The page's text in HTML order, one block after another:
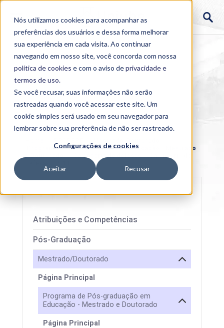
Nós utilizamos cookies para acompanhar as
preferências dos usuários e dessa forma melhorar
sua experiência em cada visita. Ao continuar
navegando em nosso site, você concorda com nossa
política de cookies e com o aviso deprivacidade e
termos de uso.
Se você recusar, suas informações não serão
rastreadas quando você acessar este site. Um
cookie simples será usado em seu navegador para
lembrar sobre sua preferência de não ser rastreado.
Configurações de cookies
Aceitar Recusar
Programa de Pós-graduação em Educação - Mestrado
e Doutorado > Calendário de defesas >Calendário de
Atribuições e Competências
Pós-Graduação
Mestrado/Doutorado
Página Principal
Programa de Pós-graduação em
Educação - Mestrado e Doutorado
Página Principal